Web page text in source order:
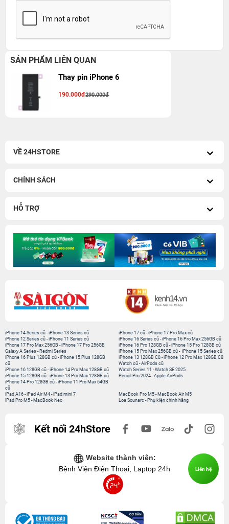
SẢN PHẨM LIÊN QUAN
Thay pin iPhone 6
190.000đ290.000đ
VỀ 24HSTORE
CHÍNH SÁCH
HỖ TRỢ
iPhone 14 Series cũ -iPhone 13 Series cũ
iPhone 12 Series cũ -iPhone 11 Series cũ
iPhone 17 Pro Max 256GB -iPhone 17 Pro 256GB
Galaxy A Series - Redmi Series
iPhone 17 cũ-iPhone 17 Pro Max cũ
iPhone 16 Series cũ- iPhone 16 Pro Max 256GB cũ
iPhone 16 Pro 128GB cũ-iPhone 15 Pro 128GB cũ
iPhone 15 Pro Max 256GB cũ- iPhone 15 Series cũ
iPhone 16 Plus 128GB cũ -iPhone 15 Plus 128GB
cũ
iPhone 16 128GB cũ -iPhone 14 Pro Max 128GB cũ
iPhone 15 128GB cũ -iPhone 13 Pro Max 128GB cũ
iPhone 14 Pro 128GB cũ -iPhone 11 Pro Max 64GB
cũ
iPhone 13 128GB Cũ-iPhone 12 Pro Max 128GB Cũ
Watch cũ-AirPods cũ
Watch Series 11 -Watch SE 2025
Pencil Pro 2024-Apple AirPods
iPad A16 -iPad Air M4 -iPad mini 7
iPad Pro M5 - MacBook Neo
MacBook Pro M5- MacBook Air M5
Loa Sounarc- Phụ kiện chính hãng
Kết nối 24hStore
Website thành viên:
Bệnh Viện Điện Thoại, Laptop 24h
Liên hệ